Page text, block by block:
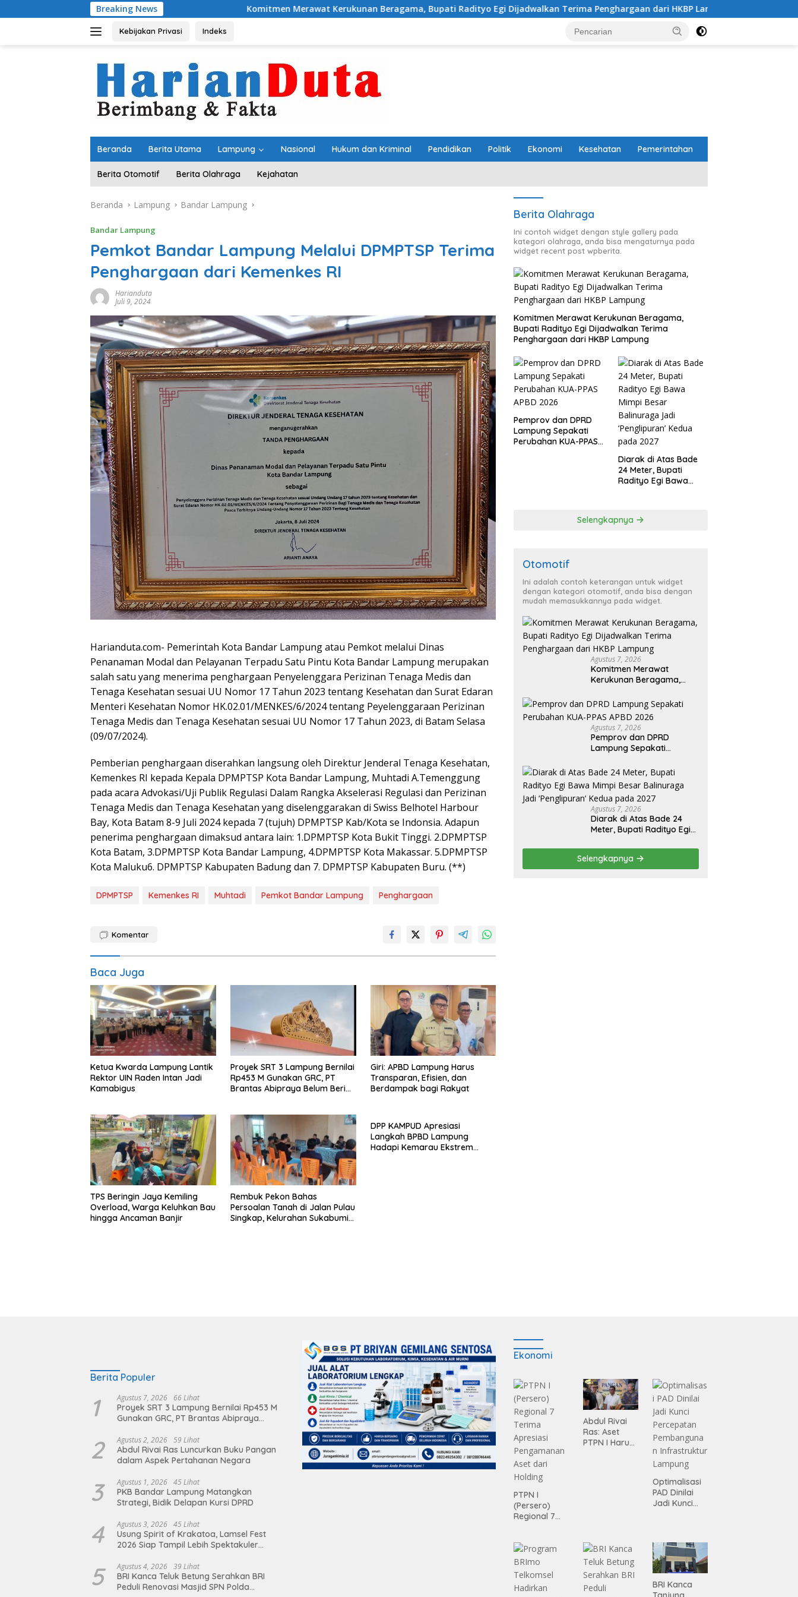
ke
Breaking News Komitmen Merawat Kerukunan Beragama, Bupati Radityo Egi Dijadwalkan Terima Penghargaan dari HKBP Lampung Pemprov dan DPRD
Kebijakan Privasi Indeks
Beranda Berita Utama Lampung Nasional Hukum dan Kriminal Pendidikan Politik Ekonomi Kesehatan Pemerintahan
Berita Otomotif Berita Olahraga Kejahatan
Beranda Lampung Bandar Lampung
Bandar Lampung
Pemkot Bandar Lampung Melalui DPMPTSP Terima
Penghargaan dari Kemenkes RI
Harianduta
Juli 9, 2024
Harianduta.com- Pemerintah Kota Bandar Lampung atau Pemkot melalui Dinas
Penanaman Modal dan Pelayanan Terpadu Satu Pintu Kota Bandar Lampung merupakan
salah satu yang menerima penghargaan Penyelenggara Perizinan Tenaga Medis dan
Tenaga Kesehatan sesuai UU Nomor 17 Tahun 2023 tentang Kesehatan dan Surat Edaran
Menteri Kesehatan Nomor HK.02.01/MENKES/6/2024 tentang Peyelenggaraan Perizinan
Tenaga Medis dan Tenaga Kesehatan sesuai UU Nomor 17 Tahun 2023, di Batam Selasa
(09/07/2024).
Pemberian penghargaan diserahkan langsung oleh Direktur Jenderal Tenaga Kesehatan,
Kemenkes RI kepada Kepala DPMPTSP Kota Bandar Lampung, Muhtadi A.Temenggung
pada acara Advokasi/Uji Publik Regulasi Dalam Rangka Akselerasi Regulasi dan Perizinan
Tenaga Medis dan Tenaga Kesehatan yang diselenggarakan di Swiss Belhotel Harbour
Bay, Kota Batam 8-9 Juli 2024 kepada 7 (tujuh) DPMPTSP Kab/Kota se Indonsia. Adapun
penerima penghargaan dimaksud antara lain: 1.DPMPTSP Kota Bukit Tinggi. 2.DPMPTSP
Kota Batam, 3.DPMPTSP Kota Bandar Lampung, 4.DPMPTSP Kota Makassar. 5.DPMPTSP
Kota Maluku6. DPMPTSP Kabupaten Badung dan 7. DPMPTSP Kabupaten Buru. (**)
DPMPTSP Kemenkes RI Muhtadi Pemkot Bandar Lampung Penghargaan
Komentar
Baca Juga
Ketua Kwarda Lampung Lantik
Rektor UIN Raden Intan Jadi
Kamabigus
Proyek SRT 3 Lampung Bernilai
Rp453 M Gunakan GRC, PT
Brantas Abipraya Belum Beri
Giri: APBD Lampung Harus
Transparan, Efisien, dan
Berdampak bagi Rakyat
TPS Beringin Jaya Kemiling
Overload, Warga Keluhkan Bau
hingga Ancaman Banjir
Rembuk Pekon Bahas
Persoalan Tanah di Jalan Pulau
Singkap, Kelurahan Sukabumi
DPP KAMPUD Apresiasi
Langkah BPBD Lampung
Hadapi Kemarau Ekstrem
Berita Olahraga
Ini contoh widget dengan style gallery pada
kategori olahraga, anda bisa mengaturnya pada
widget recent post wpberita.
Komitmen Merawat Kerukunan Beragama,
Bupati Radityo Egi Dijadwalkan Terima
Penghargaan dari HKBP Lampung
Pemprov dan DPRD
Lampung Sepakati
Perubahan KUA-PPAS
Diarak di Atas Bade
24 Meter, Bupati
Radityo Egi Bawa
pada 2027
Selengkapnya
Otomotif
Ini adalah contoh keterangan untuk widget
dengan kategori otomotif, anda bisa dengan
mudah memasukkannya pada widget.
Agustus 7, 2026
Komitmen Merawat
Kerukunan Beragama,
Dijadwalkan Terima
Penghargaan dari HKBP
Lampung
Agustus 7, 2026
Pemprov dan DPRD
Lampung Sepakati
APBD 2026
Agustus 7, 2026
Diarak di Atas Bade 24
Meter, Bupati Radityo Egi
Balinuraga Jadi
‘Penglipuran’ Kedua pada
2027
Selengkapnya
Berita Populer
1 Agustus 7, 2026 66 Lihat
Proyek SRT 3 Lampung Bernilai Rp453 M
Gunakan GRC, PT Brantas Abipraya
2 Agustus 2, 2026 59 Lihat
Abdul Rivai Ras Luncurkan Buku Pangan
dalam Aspek Pertahanan Negara
3 Agustus 1, 2026 45 Lihat
PKB Bandar Lampung Matangkan
Strategi, Bidik Delapan Kursi DPRD
4 Agustus 3, 2026 45 Lihat
Usung Spirit of Krakatoa, Lamsel Fest
2026 Siap Tampil Lebih Spektakuler
Artis Ibu Kota
5 Agustus 4, 2026 39 Lihat
BRI Kanca Teluk Betung Serahkan BRI
Peduli Renovasi Masjid SPN Polda
Ekonomi
PTPN I
(Persero)
Regional 7
Pengamanan
Aset dari
Holding
Abdul Rivai
Ras: Aset
PTPN I Harus
Optimalisasi
PAD Dinilai
Jadi Kunci
Infrastruktur
Lampung
BRI Kanca